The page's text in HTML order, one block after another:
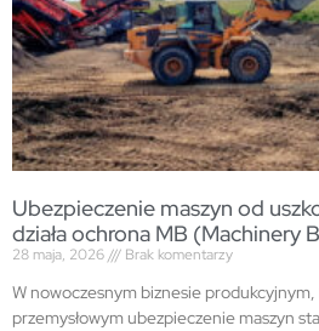
Ubezpieczenie maszyn od
działa ochrona MB (Machinery
28 maja, 2026 Brak komentarzy
W nowoczesnym biznesie
przemysłowym ubezpieczenie maszyn